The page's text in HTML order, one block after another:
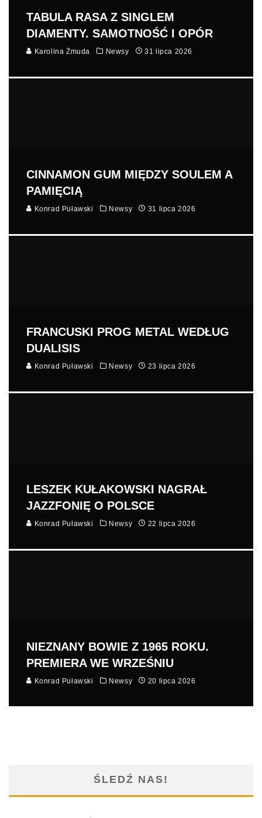
TABULA RASA Z SINGLEM
DIAMENTY. SAMOTNOŚĆ I OPÓR
Karolina Żmuda Newsy 31 lipca 2026
CINNAMON GUM MIĘDZY SOULEM A
PAMIĘCIĄ
Konrad Puławski Newsy 31 lipca 2026
FRANCUSKI PROG METAL WEDŁUG
DUALISIS
Konrad Puławski Newsy 23 lipca 2026
LESZEK KUŁAKOWSKI NAGRAŁ
JAZZFONIĘ O POLSCE
Konrad Puławski Newsy 22 lipca 2026
NIEZNANY BOWIE Z 1965 ROKU.
PREMIERA WE WRZEŚNIU
Konrad Puławski Newsy 20 lipca 2026
ŚLEDŹ NAS!